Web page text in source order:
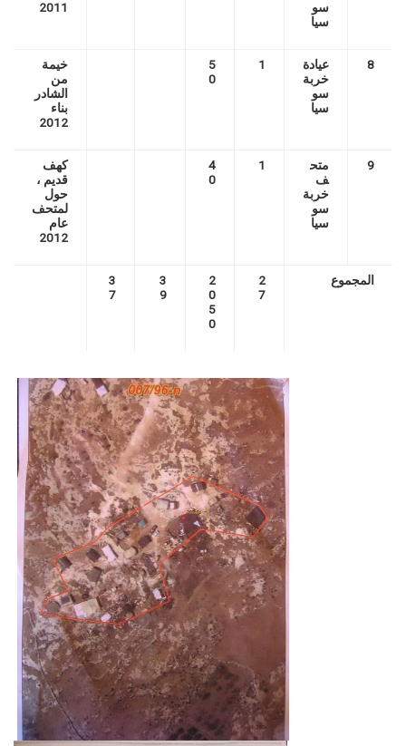
سو
سيا
2011
8
عيادة
خربة
سو
سيا
1
5
0
خيمة
من
الشادر
بناء
2012
9
متح
ف
خربة
سو
سيا
1
4
0
كهف
قديم ،
حول
لمتحف
عام
2012
المجموع
2
7
2
0
5
0
3
9
3
7